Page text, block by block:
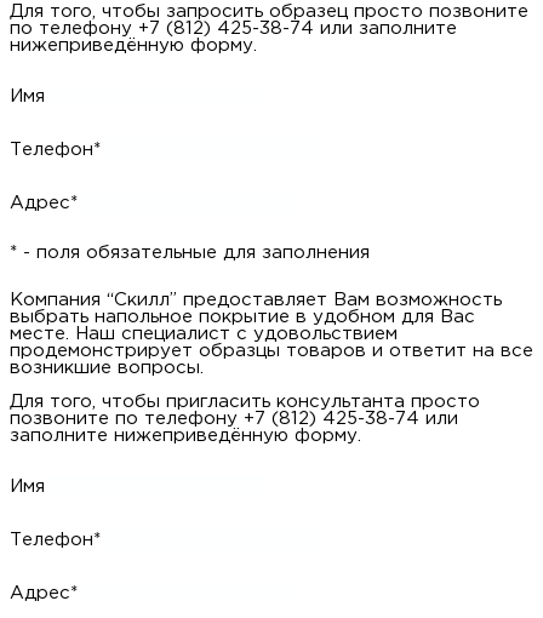
Для того, чтобы запросить образец просто позвоните
по телефону +7 (812) 425-38-74 или заполните
нижеприведённую форму.
Имя
Телефон*
Адрес*
* - поля обязательные для заполнения
Компания “Скилл” предоставляет Вам возможность
выбрать напольное покрытие в удобном для Вас
месте. Наш специалист с удовольствием
продемонстрирует образцы товаров и ответит на все
возникшие вопросы.
Для того, чтобы пригласить консультанта просто
позвоните по телефону +7 (812) 425-38-74 или
заполните нижеприведённую форму.
Имя
Телефон*
Адрес*